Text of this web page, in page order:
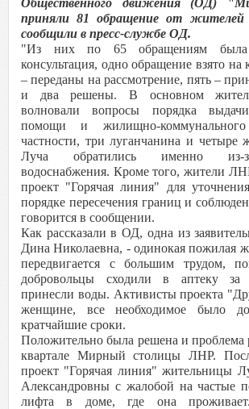
Общественного движения (ОД)
приняли 81 обращение от
сообщили в пресс-службе ОД.
"Из них по 65 обращениям была
консультация, одно обращение взято на
– переданы на рассмотрение, пять –
и два решены. В основном
волновали вопросы порядка
помощи и жилищно-
частности, три луганчанина и четыре
Луча обратились именно из-
водоснабжения. Кроме того, жители
проект "Горячая линия" для
порядке пересечения границ и
говорится в сообщении.
Как рассказали в ОД, одна из
Дина Николаевна, - одинокая пожилая
передвигается с большим трудом,
добровольцы сходили в аптеку за
принесли воды. Активисты проекта
женщине, все необходимое было
кратчайшие сроки.
Положительно была решена и проблема
квартале Мирный столицы ЛНР.
проект "Горячая линия" жительницы
Александровны с жалобой на частые
лифта в доме, где она